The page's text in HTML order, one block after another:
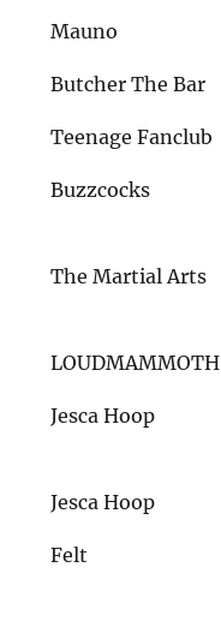
Mauno
Butcher The Bar
Teenage Fanclub
Buzzcocks
The Martial Arts
LOUDMAMMOTH
Jesca Hoop
Jesca Hoop
Felt